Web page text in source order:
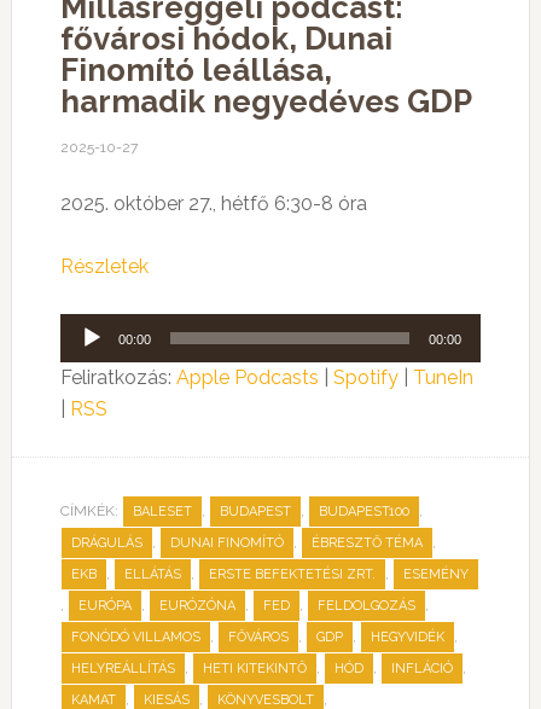
Millásreggeli podcast:
fővárosi hódok, Dunai
Finomító leállása,
harmadik negyedéves GDP
2025-10-27
2025. október 27., hétfő 6:30-8 óra
Részletek
Audió
lejátszó
00:00 00:00
Feliratkozás: Apple Podcasts Spotify| TuneIn
RSS
CÍMKÉK: BALESET , BUDAPEST , BUDAPEST100 ,
DRÁGULÁS , DUNAI FINOMÍTÓ , ÉBRESZTŐ TÉMA ,
EKB , ELLÁTÁS , ERSTE BEFEKTETÉSI ZRT. , ESEMÉNY
, EURÓPA , EURÓZÓNA , FED , FELDOLGOZÁS ,
FONÓDÓ VILLAMOS , FŐVÁROS , GDP , HEGYVIDÉK ,
HELYREÁLLÍTÁS , HETI KITEKINTŐ , HÓD , INFLÁCIÓ ,
KAMAT , KIESÁS , KÖNYVESBOLT ,